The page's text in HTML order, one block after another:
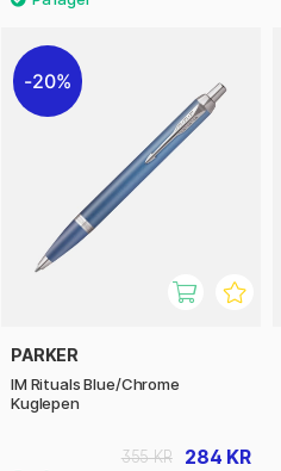
20%
PARKER
IM Rituals Blue/Chrome
Kuglepen
284 KR
355 KR